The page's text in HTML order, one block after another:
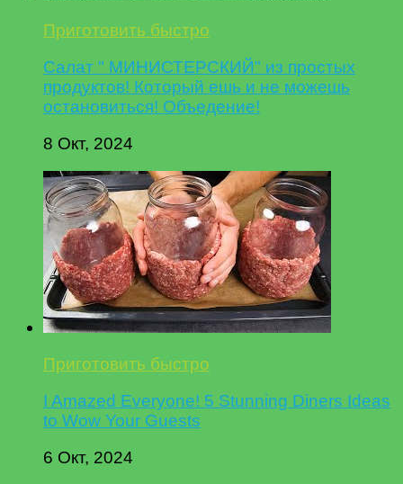
Приготовить быстро
Салат " МИНИСТЕРСКИЙ" из простых
продуктов! Который ешь и не можешь
остановиться! Объедение!
8 Окт, 2024
Приготовить быстро
I Amazed Everyone! 5 Stunning Diners Ideas
to Wow Your Guests
6 Окт, 2024